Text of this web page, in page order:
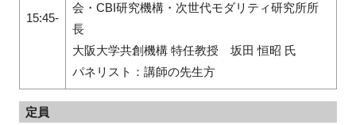
15:45-
会・CBI研究機構・次世代モダリティ研究所所
長
大阪大学共創機構 特任教授 坂田 恒昭 氏
パネリスト：講師の先生方
定員